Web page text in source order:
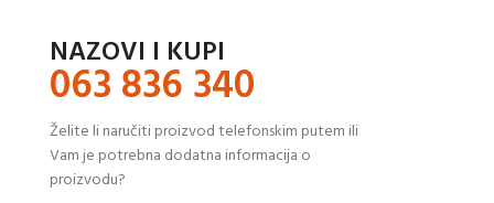
NAZOVI I KUPI
063 836 340
Želite li naručiti proizvod telefonskim putem ili
Vam je potrebna dodatna informacija o
proizvodu?